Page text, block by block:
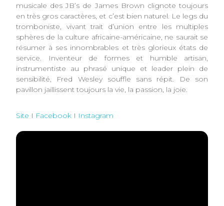
musicale des JB’s de James Brown clignote toujours
en très gros caractères, et c’est bien naturel. Le legs du
tromboniste, vivant trait d’union entre les multiples
sphères de la culture africaine-américaine, ne saurait se
résumer à ses innombrables et très glorieux états de
service. Inventeur de formes et humble artisan,
instrumentiste au phrasé unique et leader plein de
sensibilité, Fred Wesley souffle sans répit. De son
pavillon jaillissent toujours la vie, la passion, la joie.
Site I Facebook I Instagram